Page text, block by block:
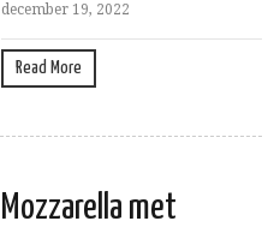
december 19, 2022
Read More
Mozzarella met